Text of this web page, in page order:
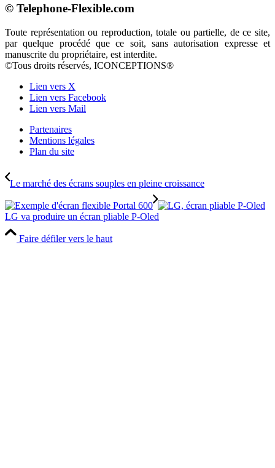
© Telephone-Flexible.com
Toute représentation ou reproduction, totale ou partielle, de ce site,
par quelque procédé que ce soit, sans autorisation expresse et
manuscrite du propriétaire, est interdite.
©Tous droits réservés, ICONCEPTIONS®
Lien vers X
Lien vers Facebook
Lien vers Mail
Partenaires
Mentions légales
Plan du site
Le marché des écrans souples en pleine croissance
LG va produire un écran pliable P-Oled
Faire défiler vers le haut